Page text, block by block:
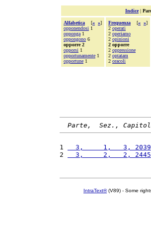
Indice|
Alfabetica [« »]
opponendosi 1
opponga 1
oppongono 6
opporre 2
opporsi 1
opportunamente 1
opportune 1
Frequenza [« »]
2 operati
2 operiamo
2 opinioni
2 opporre
2 oppressione
2 optatam
2 oracoli
Parte,  Sez.,
1
  3,     1,   3, 2039
2
  3,     2,   2, 2445
IntraText®(V89) - Some